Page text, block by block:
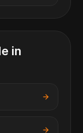
in